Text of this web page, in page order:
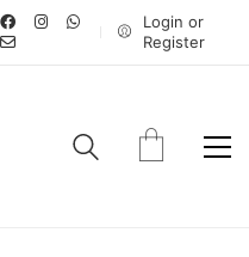
Login or
Register